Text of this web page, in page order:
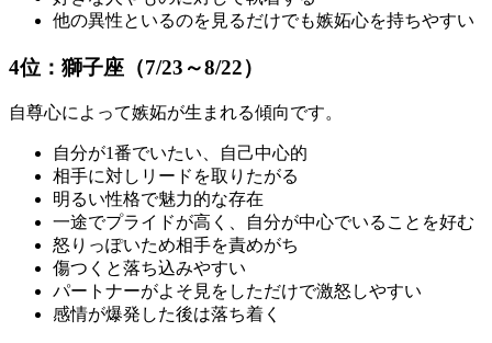
他の異性といるのを見るだけでも嫉妬心を持ちやすい
4位：獅子座（7/23～8/22）
自尊心によって嫉妬が生まれる傾向です。
自分が1番でいたい、自己中心的
相手に対しリードを取りたがる
明るい性格で魅力的な存在
一途でプライドが高く、自分が中心でいることを好む
怒りっぽいため相手を責めがち
傷つくと落ち込みやすい
パートナーがよそ見をしただけで激怒しやすい
感情が爆発した後は落ち着く